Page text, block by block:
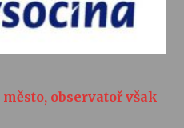
observatoř však